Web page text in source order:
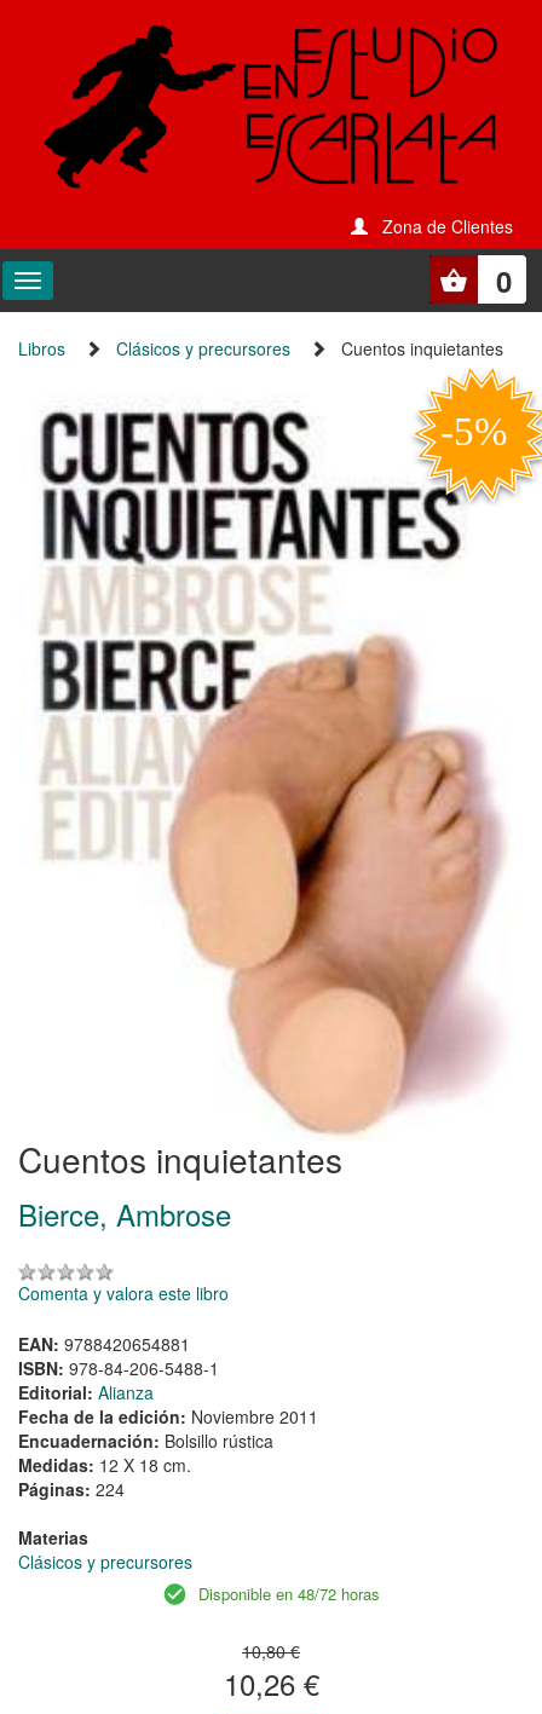
Zona de Clientes
0
Libros Clásicos y precursores Cuentos inquietantes
Cuentos inquietantes
Bierce, Ambrose
Comenta y valora este libro
EAN: 9788420654881
ISBN: 978-84-206-5488-1
Editorial: Alianza
Fecha de la edición: Noviembre 2011
Encuadernación: Bolsillo rústica
Medidas: 12 X 18 cm.
Páginas: 224
Materias
Clásicos y precursores
Disponible en 48/72 horas
10,80 €
10,26 €